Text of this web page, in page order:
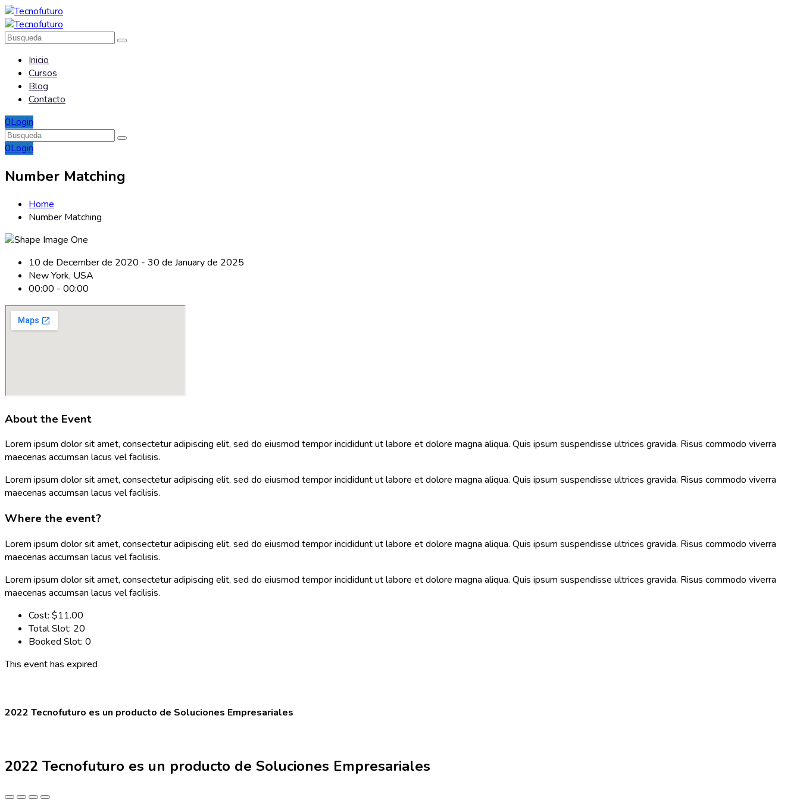
Inicio
Cursos
Blog
Contacto
0Login
0Login
Number Matching
Home
Number Matching
10 de December de 2020 - 30 de January de 2025
New York, USA
00:00 - 00:00
About the Event
Lorem ipsum dolor sit amet, consectetur adipiscing elit, sed do eiusmod tempor incididunt ut labore et dolore magna aliqua. Quis ipsum suspendisse ultrices gravida. Risus commodo viverra
maecenas accumsan lacus vel facilisis.
Lorem ipsum dolor sit amet, consectetur adipiscing elit, sed do eiusmod tempor incididunt ut labore et dolore magna aliqua. Quis ipsum suspendisse ultrices gravida. Risus commodo viverra
maecenas accumsan lacus vel facilisis.
Where the event?
Lorem ipsum dolor sit amet, consectetur adipiscing elit, sed do eiusmod tempor incididunt ut labore et dolore magna aliqua. Quis ipsum suspendisse ultrices gravida. Risus commodo viverra
maecenas accumsan lacus vel facilisis.
Lorem ipsum dolor sit amet, consectetur adipiscing elit, sed do eiusmod tempor incididunt ut labore et dolore magna aliqua. Quis ipsum suspendisse ultrices gravida. Risus commodo viverra
maecenas accumsan lacus vel facilisis.
Cost: $11.00
Total Slot: 20
Booked Slot: 0
This event has expired
2022 Tecnofuturo es un producto de Soluciones Empresariales
2022 Tecnofuturo es un producto de Soluciones Empresariales